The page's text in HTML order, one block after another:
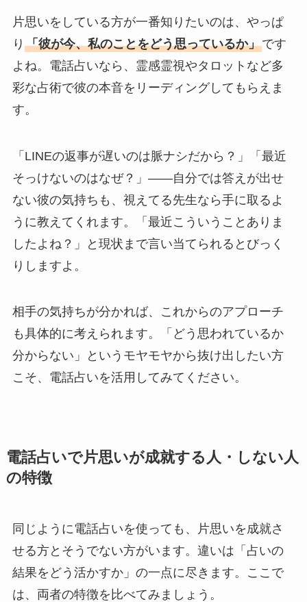
片思いをしている方が一番知りたいのは、やっぱ
り 「彼が今、私のことをどう思っているか」です
よね。電話占いなら、霊感霊視やタロットなど多
彩な占術で彼の本音をリーディングしてもらえま
す。
「LINEの返事が遅いのは脈ナシだから？」「最近
そっけないのはなぜ？」――自分では答えが出せ
ない彼の気持ちも、視えてる先生なら手に取るよ
うに教えてくれます。「最近こういうことありま
したよね？」と現状まで言い当てられるとびっく
りしますよ。
相手の気持ちが分かれば、これからのアプローチ
も具体的に考えられます。「どう思われているか
分からない」というモヤモヤから抜け出したい方
こそ、電話占いを活用してみてください。
電話占いで片思いが成就する人・しない人
の特徴
同じように電話占いを使っても、片思いを成就さ
せる方とそうでない方がいます。違いは「占いの
結果をどう活かすか」の一点に尽きます。ここで
は、両者の特徴を比べてみましょう。